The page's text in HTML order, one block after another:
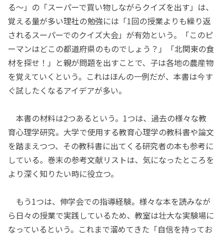
る～」の「スーパーで買い物しながらクイズを出す」は、
覚える量が多い理社の勉強には「1回の授業よりも繰り返
されるスーパーでのクイズ大会」が有効という。「このピ
ーマンはどこの都道府県のものでしょう？」「北関東の食
材を探せ！」と親が問題を出すことで、子は各地の農産物
を覚えていくという。これはほんの一例だが、本書は今す
ぐ試したくなるアイデアが多い。
本書の材料は2つあるという。1つは、過去の様々な教
育心理学研究。大学で使用する教育心理学の教科書や論文
を踏まえつつ、その教科書に出てくる研究者の本も参考に
している。巻末の参考文献リストは、気になったところを
より深く知りたい時に役立つ。
もう1つは、伸学会での指導経験。様々な本を読みなが
ら日々の授業で実践しているため、教室は壮大な実験場に
なっているという。これまで溜めてきた「自信を持ってお